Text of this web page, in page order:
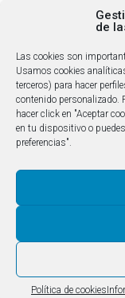
de
Las cookies son
Usamos cookies
terceros) para hacer
contenido personalizado.
hacer click en "Aceptar
en tu dispositivo o
preferencias".
Política de cookies